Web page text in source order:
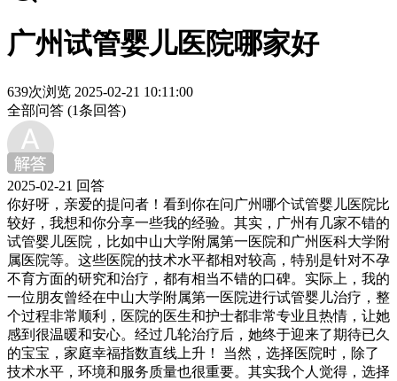
广州试管婴儿医院哪家好
639次浏览 2025-02-21 10:11:00
全部问答 (1条回答)
2025-02-21 回答
你好呀，亲爱的提问者！看到你在问广州哪个试管婴儿医院比
较好，我想和你分享一些我的经验。其实，广州有几家不错的
试管婴儿医院，比如中山大学附属第一医院和广州医科大学附
属医院等。这些医院的技术水平都相对较高，特别是针对不孕
不育方面的研究和治疗，都有相当不错的口碑。实际上，我的
一位朋友曾经在中山大学附属第一医院进行试管婴儿治疗，整
个过程非常顺利，医院的医生和护士都非常专业且热情，让她
感到很温暖和安心。经过几轮治疗后，她终于迎来了期待已久
的宝宝，家庭幸福指数直线上升！ 当然，选择医院时，除了
技术水平，环境和服务质量也很重要。其实我个人觉得，选择